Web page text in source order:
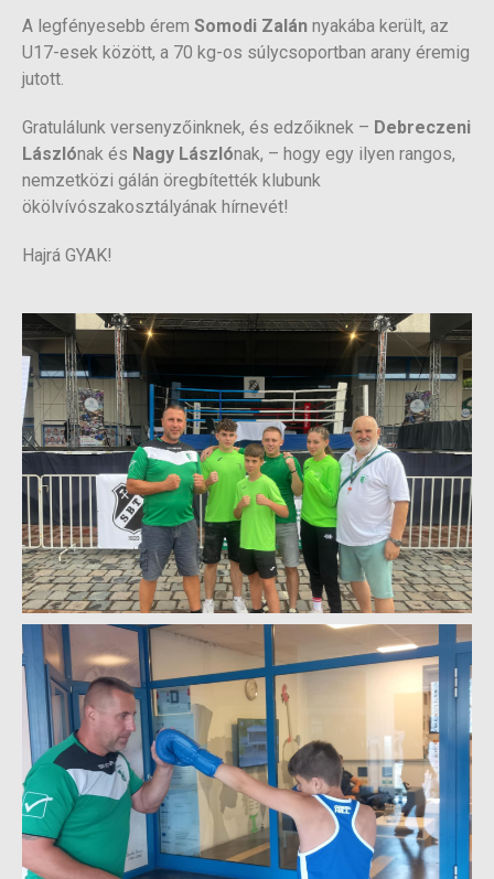
A legfényesebb érem Somodi Zalán nyakába került, az
U17-esek között, a 70 kg-os súlycsoportban arany éremig
jutott.
Gratulálunk versenyzőinknek, és edzőiknek – Debreczeni
Lászlónak és Nagy Lászlónak, – hogy egy ilyen rangos,
nemzetközi gálán öregbítették klubunk
ökölvívószakosztályának hírnevét!
Hajrá GYAK!